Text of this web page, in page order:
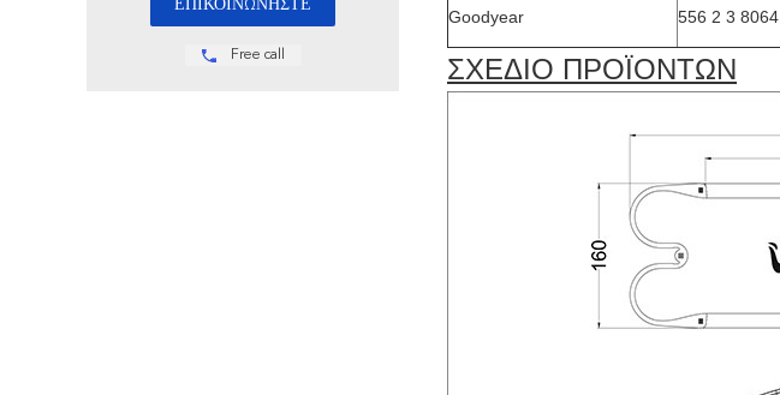
Free call
Goodyear 556 2 3 8064
ΣΧΕΔΙΟ ΠΡΟΪΟΝΤΩΝ